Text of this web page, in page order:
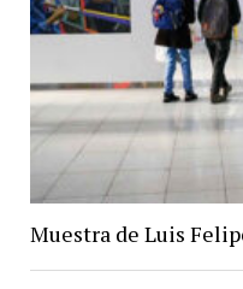
Muestra de Luis